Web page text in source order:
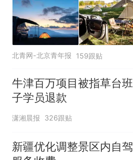
北青网-北京青年报 159跟贴
牛津百万项目被指草台班
子学员退款
潇湘晨报 326跟贴
新疆优化调整景区内自驾